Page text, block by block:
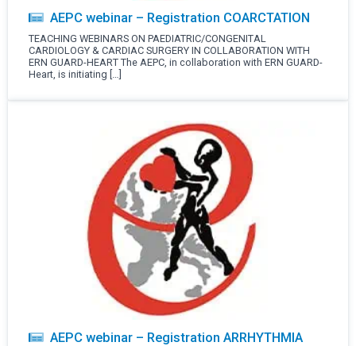
AEPC webinar – Registration COARCTATION
TEACHING WEBINARS ON PAEDIATRIC/CONGENITAL
CARDIOLOGY & CARDIAC SURGERY IN COLLABORATION WITH
ERN GUARD-HEART The AEPC, in collaboration with ERN GUARD-
Heart, is initiating […]
AEPC webinar – Registration ARRHYTHMIA